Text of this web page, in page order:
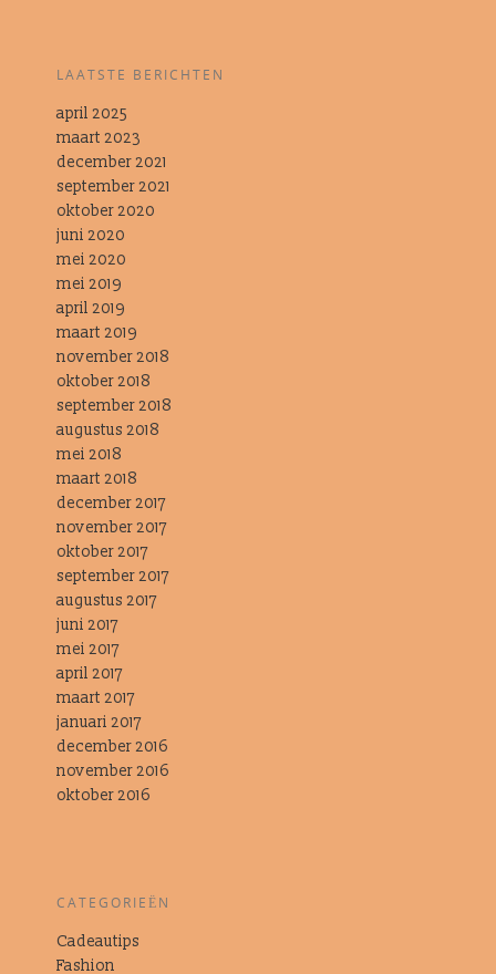
LAATSTE BERICHTEN
april 2025
maart 2023
december 2021
september 2021
oktober 2020
juni 2020
mei 2020
mei 2019
april 2019
maart 2019
november 2018
oktober 2018
september 2018
augustus 2018
mei 2018
maart 2018
december 2017
november 2017
oktober 2017
september 2017
augustus 2017
juni 2017
mei 2017
april 2017
maart 2017
januari 2017
december 2016
november 2016
oktober 2016
CATEGORIEËN
Cadeautips
Fashion